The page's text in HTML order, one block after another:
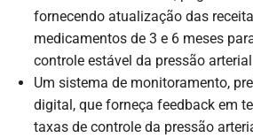
fornecendo atualização das
medicamentos de 3 e 6 meses
controle estável da pressão arterial
Um sistema de monitoramento,
digital, que forneça feedback em
taxas de controle da pressão